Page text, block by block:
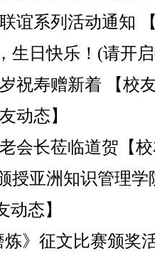
谊系列活动通知
生日快乐！(请开
祝寿赠新着 【校
动态】
会长莅临道贺【
授亚洲知识管理
态】
》征文比赛颁奖